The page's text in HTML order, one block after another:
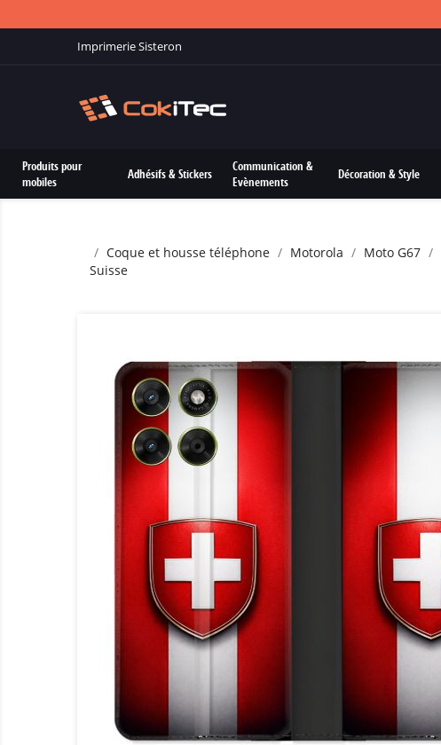
Imprimerie Sisteron
Produits pour
mobiles
Adhésifs & Stickers
Communication &
Evènements
Décoration & Style
Coque et housse téléphone Motorola Moto G67
Suisse